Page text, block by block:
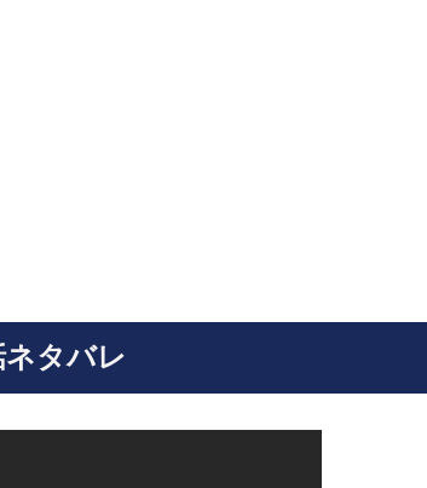
ネタバレ